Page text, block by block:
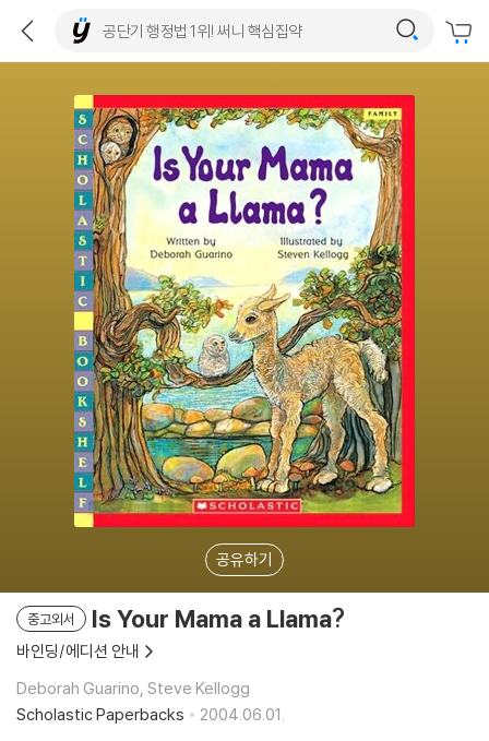
공유하기
중고외서 Is Your Mama a Llama?
바인딩/에디션 안내
Deborah Guarino, Steve Kellogg
Scholastic Paperbacks
2004.06.01.